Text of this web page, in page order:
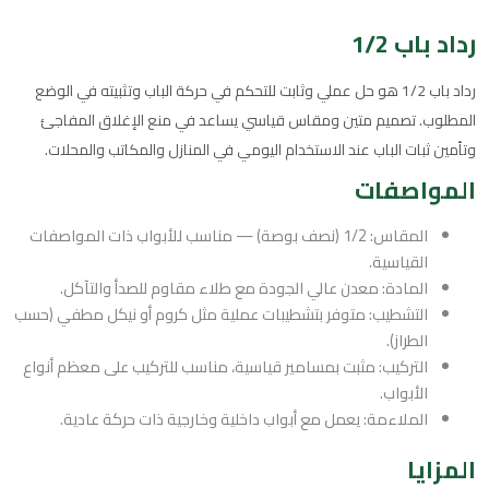
رداد باب 1/2
رداد باب 1/2 هو حل عملي وثابت للتحكم في حركة الباب وتثبيته في الوضع
المطلوب. تصميم متين ومقاس قياسي يساعد في منع الإغلاق المفاجئ
وتأمين ثبات الباب عند الاستخدام اليومي في المنازل والمكاتب والمحلات.
المواصفات
المقاس: 1/2 (نصف بوصة) — مناسب للأبواب ذات المواصفات
القياسية.
المادة: معدن عالي الجودة مع طلاء مقاوم للصدأ والتآكل.
التشطيب: متوفر بتشطيبات عملية مثل كروم أو نيكل مطفي (حسب
الطراز).
التركيب: مثبت بمسامير قياسية، مناسب للتركيب على معظم أنواع
الأبواب.
الملاءمة: يعمل مع أبواب داخلية وخارجية ذات حركة عادية.
المزايا